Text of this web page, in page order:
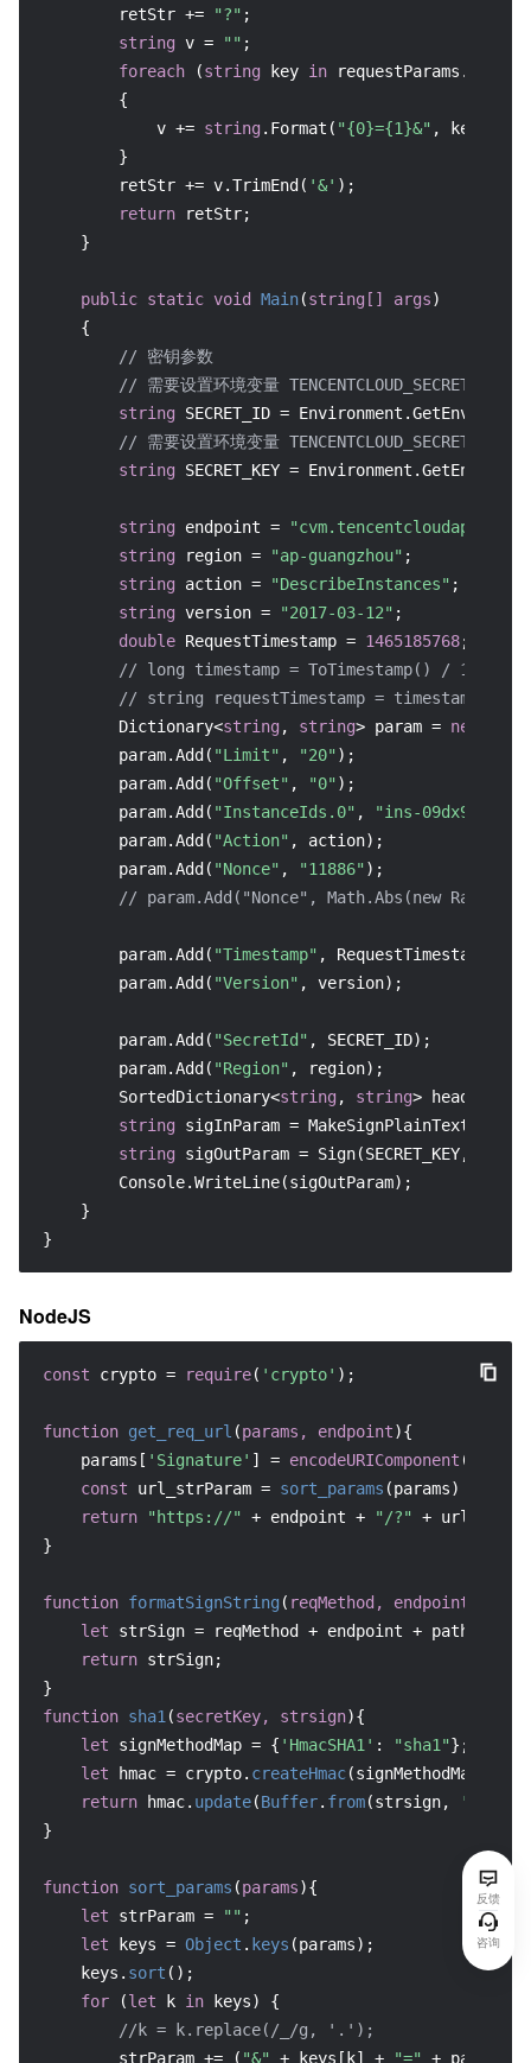
        retStr +=
"?" ;
string v = "" ;
foreach (string key in requestParams.Keys)
        {
            v +=
string .Format( "{0}={1}&" , key,
        }
        retStr += v.TrimEnd(
'&' );
return retStr;
    }
public static void Main(string [] args)
    {
// 密钥参数
// 需要设置环境变量
string SECRET_ID =
// 需要设置环境变量
string SECRET_KEY =
string endpoint = "cvm.tencentcloudapi.com"
string region = "ap-guangzhou" ;
string action = "DescribeInstances" ;
string version = "2017-03-12" ;
double RequestTimestamp = 1465185768;
// long timestamp = ToTimestamp() / 1000;
// string requestTimestamp =
        Dictionary<
string , string> param = new
        param.Add(
"Limit" , "20" );
        param.Add(
"Offset" , "0" );
        param.Add(
"InstanceIds.0" , "ins-09dx96dg"
        param.Add(
"Action" , action);
        param.Add(
"Nonce" , "11886" );
// param.Add("Nonce", Math.Abs(new
        param.Add(
"Timestamp" ,
        param.Add(
"Version" , version);
        param.Add(
"SecretId" , SECRET_ID);
        param.Add(
"Region" , region);
        SortedDictionary<
string , string> headers =
string sigInParam =
string sigOutParam = Sign(SECRET_KEY,
        Console.WriteLine(sigOutParam);
    }
}
NodeJS
const crypto = require( 'crypto' );
function get_req_url (params, endpoint){
    params[
'Signature' ] = encodeURIComponent
const url_strParam = sort_params (params)
return
"https://" + endpoint + "/?"
+
}
function formatSignString ( reqMethod, endpoint,
let strSign = reqMethod + endpoint + path +
return strSign;
function sha1 (secretKey, strsign){
let signMethodMap = { 'HmacSHA1' : "sha1"};
let hmac = crypto. createHmac(signMethodMap[
return hmac. update(Buffer. from(strsign, 'utf8'
}
function sort_params (params){
let strParam = "" ;
let keys = Object . keys (params);
    keys.
sort ();
for (let k in keys) {
//k = k.replace(/_/g, '.');
        strParam += (
"&" + keys[k] + "=" +
反馈
咨询